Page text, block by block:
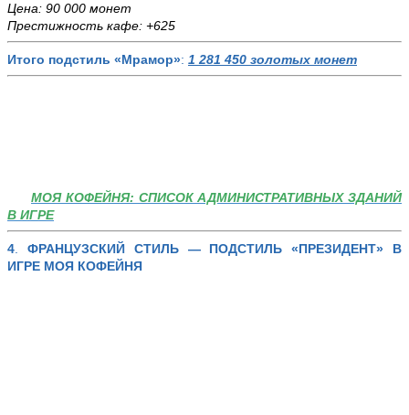
Цена: 90 000 монет
Престижность кафе: +625
Итого подстиль «Мрамор»: 1 281 450 золотых монет
МОЯ КОФЕЙНЯ: СПИСОК АДМИНИСТРАТИВНЫХ ЗДАНИЙ
В ИГРЕ
4 ФРАНЦУЗСКИЙ СТИЛЬ — ПОДСТИЛЬ «ПРЕЗИДЕНТ» В
ИГРЕ МОЯ КОФЕЙНЯ